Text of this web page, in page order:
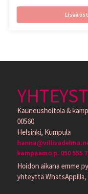
Lisää
Kauneushoitola &
00560
Helsinki, Kumpula
kampaamo p. 050 555
Hoidon aikana emme
yhteyttä